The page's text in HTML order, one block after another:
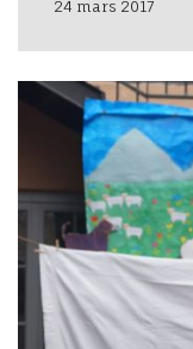
24 mars 2017